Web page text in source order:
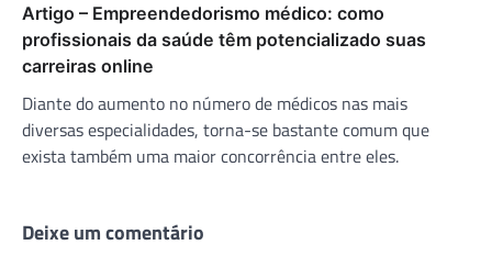
Artigo – Empreendedorismo médico: como
profissionais da saúde têm potencializado suas
carreiras online
Diante do aumento no número de médicos nas mais
diversas especialidades, torna-se bastante comum que
exista também uma maior concorrência entre eles.
Deixe um comentário